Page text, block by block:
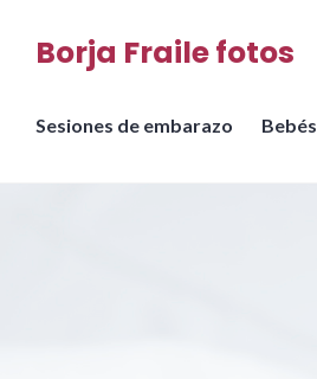
Borja Fraile fotos
Sesiones de embarazo Bebés